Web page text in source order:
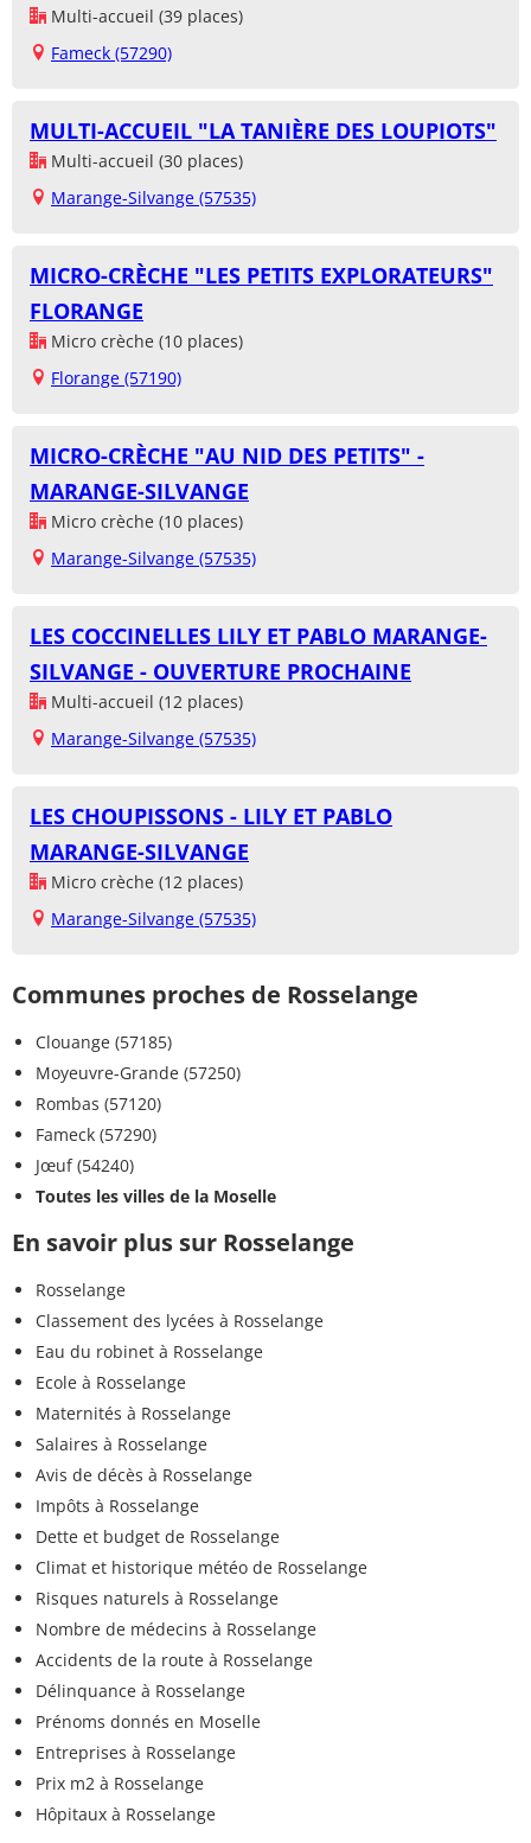
Multi-accueil (39 places)
Fameck (57290)
MULTI-ACCUEIL "LA TANIÈRE DES LOUPIOTS"
Multi-accueil (30 places)
Marange-Silvange (57535)
MICRO-CRÈCHE "LES PETITS EXPLORATEURS"
FLORANGE
Micro crèche (10 places)
Florange (57190)
MICRO-CRÈCHE "AU NID DES PETITS" -
MARANGE-SILVANGE
Micro crèche (10 places)
Marange-Silvange (57535)
LES COCCINELLES LILY ET PABLO MARANGE-
SILVANGE - OUVERTURE PROCHAINE
Multi-accueil (12 places)
Marange-Silvange (57535)
LES CHOUPISSONS - LILY ET PABLO
MARANGE-SILVANGE
Micro crèche (12 places)
Marange-Silvange (57535)
Communes proches de Rosselange
Clouange (57185)
Moyeuvre-Grande (57250)
Rombas (57120)
Fameck (57290)
Jœuf (54240)
Toutes les villes de la Moselle
En savoir plus sur Rosselange
Rosselange
Classement des lycées à Rosselange
Eau du robinet à Rosselange
Ecole à Rosselange
Maternités à Rosselange
Salaires à Rosselange
Avis de décès à Rosselange
Impôts à Rosselange
Dette et budget de Rosselange
Climat et historique météo de Rosselange
Risques naturels à Rosselange
Nombre de médecins à Rosselange
Accidents de la route à Rosselange
Délinquance à Rosselange
Prénoms donnés en Moselle
Entreprises à Rosselange
Prix m2 à Rosselange
Hôpitaux à Rosselange